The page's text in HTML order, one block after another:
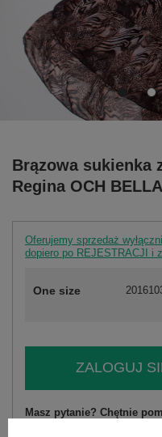
Brązowa sukienka
Regina OCH BELLA
Oferujemy sprzedaż
dopiero po REJESTRACJI i
One size
ZALOGUJ
Masz pytanie? Chętnie